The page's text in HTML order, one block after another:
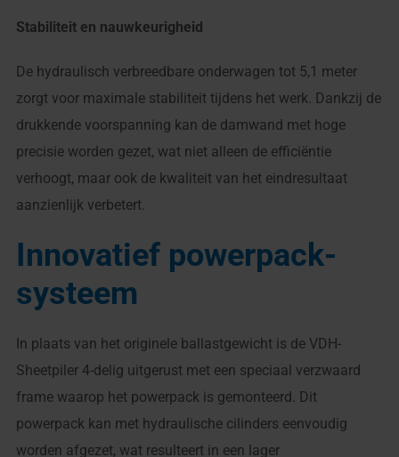
Stabiliteit en nauwkeurigheid
De hydraulisch verbreedbare onderwagen tot 5,1 meter
zorgt voor maximale stabiliteit tijdens het werk. Dankzij de
drukkende voorspanning kan de damwand met hoge
precisie worden gezet, wat niet alleen de efficiëntie
verhoogt, maar ook de kwaliteit van het eindresultaat
aanzienlijk verbetert.
Innovatief powerpack-
systeem
In plaats van het originele ballastgewicht is de VDH-
Sheetpiler 4-delig uitgerust met een speciaal verzwaard
frame waarop het powerpack is gemonteerd. Dit
powerpack kan met hydraulische cilinders eenvoudig
worden afgezet, wat resulteert in een lager